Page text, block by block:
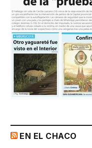
EN EL CHACO